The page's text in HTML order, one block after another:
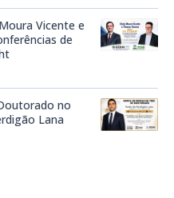
Vicente e
de
no
Lana